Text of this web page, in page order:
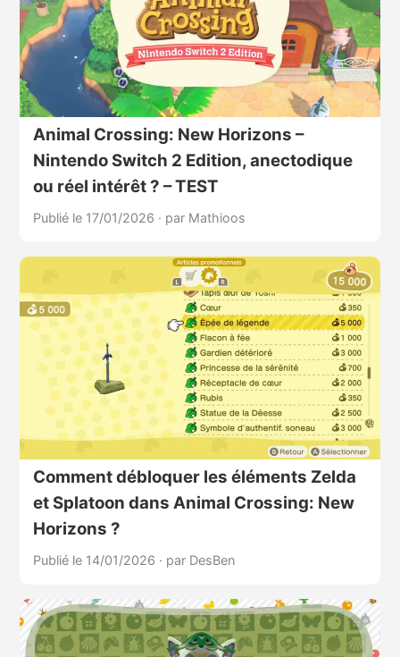
Animal Crossing: New Horizons –
Nintendo Switch 2 Edition, anectodique
ou réel intérêt ? – TEST
Publié le 17/01/2026 · par Mathioos
Comment débloquer les éléments Zelda
et Splatoon dans Animal Crossing: New
Horizons ?
Publié le 14/01/2026 · par DesBen